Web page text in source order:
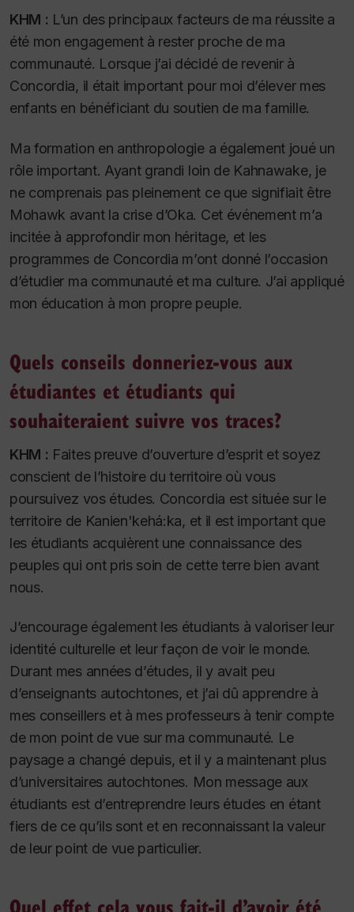
KHM : L’un des principaux facteurs de ma réussite a
été mon engagement à rester proche de ma
communauté. Lorsque j’ai décidé de revenir à
Concordia, il était important pour moi d’élever mes
enfants en bénéficiant du soutien de ma famille.
Ma formation en anthropologie a également joué un
rôle important. Ayant grandi loin de Kahnawake, je
ne comprenais pas pleinement ce que signifiait être
Mohawk avant la crise d’Oka. Cet événement m’a
incitée à approfondir mon héritage, et les
programmes de Concordia m’ont donné l’occasion
d’étudier ma communauté et ma culture. J’ai appliqué
mon éducation à mon propre peuple.
Quels conseils donneriez-vous aux
étudiantes et étudiants qui
souhaiteraient suivre vos traces?
KHM : Faites preuve d’ouverture d’esprit et soyez
conscient de l’histoire du territoire où vous
poursuivez vos études. Concordia est située sur le
territoire de Kanien'kehá:ka, et il est important que
les étudiants acquièrent une connaissance des
peuples qui ont pris soin de cette terre bien avant
nous.
J’encourage également les étudiants à valoriser leur
identité culturelle et leur façon de voir le monde.
Durant mes années d’études, il y avait peu
d’enseignants autochtones, et j’ai dû apprendre à
mes conseillers et à mes professeurs à tenir compte
de mon point de vue sur ma communauté. Le
paysage a changé depuis, et il y a maintenant plus
d’universitaires autochtones. Mon message aux
étudiants est d’entreprendre leurs études en étant
fiers de ce qu’ils sont et en reconnaissant la valeur
de leur point de vue particulier.
Quel effet cela vous fait-il d’avoir été